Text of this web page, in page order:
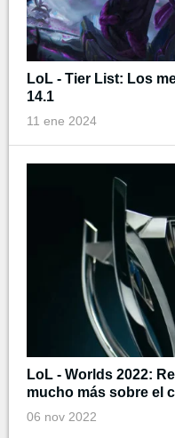
LoL - Tier List: Los
14.1
11 ene 2024
LoL - Worlds 2022:
mucho más sobre el
06 nov 2022